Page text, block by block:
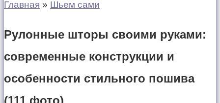
Главная » Шьем сами
Рулонные шторы своими руками:
современные конструкции и
особенности стильного пошива
(111 фото)